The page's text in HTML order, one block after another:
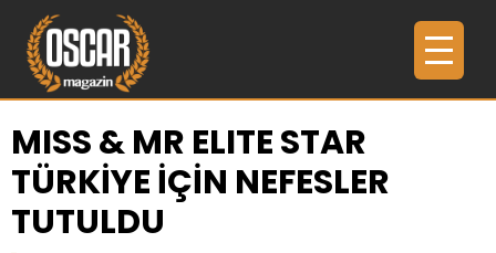
MISS & MR ELITE STAR
TÜRKİYE İÇİN NEFESLER
TUTULDU